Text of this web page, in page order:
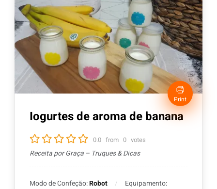
Print
Iogurtes de aroma de banana
0.0 from 0 votes
Receita por Graça – Truques & Dicas
Modo de Confeção:Robot
Equipamento: